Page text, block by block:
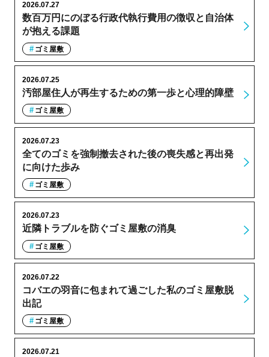
数百万円にのぼる行政代執行費用の徴収と自治体
が抱える課題
2026.07.27
ゴミ屋敷
汚部屋住人が再生するための第一歩と心理的障壁
2026.07.25
ゴミ屋敷
全てのゴミを強制撤去された後の喪失感と再出発
に向けた歩み
2026.07.23
ゴミ屋敷
近隣トラブルを防ぐゴミ屋敷の消臭
2026.07.23
ゴミ屋敷
コバエの羽音に包まれて過ごした私のゴミ屋敷脱
出記
2026.07.22
ゴミ屋敷
2026.07.21